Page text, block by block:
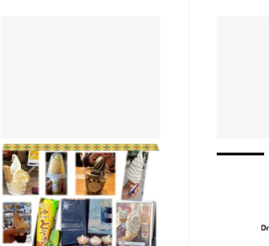
北海道旅行 食べ物編🍴
岸和田店
こんにちはショップスタッフの
山本です✨ またまた！北海道旅
行ネタです(^^♪ 今回は食べ物
☆新メ
こんにち
山本です
したが 7